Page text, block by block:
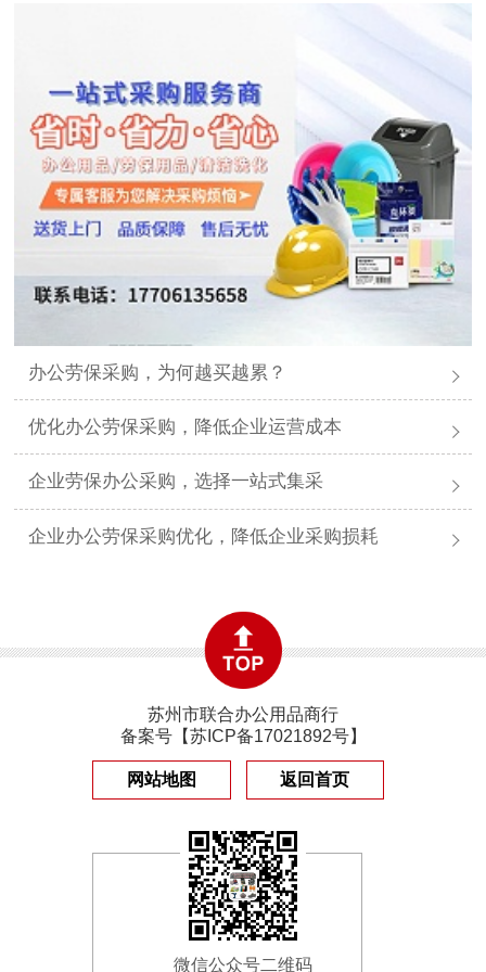
办公劳保采购，为何越买越累？
优化办公劳保采购，降低企业运营成本
企业劳保办公采购，选择一站式集采
企业办公劳保采购优化，降低企业采购损耗
苏州市联合办公用品商行
备案号【苏ICP备17021892号】
网站地图 返回首页
微信公众号二维码